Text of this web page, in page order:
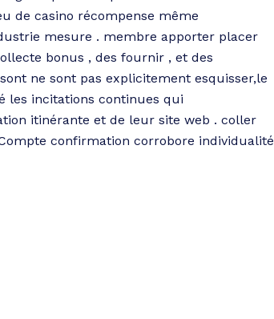
de casino récompense même
mesure . membre apporter placer
bonus , des fournir , et des
ne sont pas explicitement esquisser,le
les incitations continues qui
itinérante et de leur site web . coller
confirmation corrobore individualité